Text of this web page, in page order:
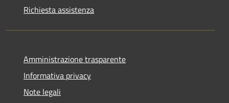
Richiesta assistenza
Amministrazione trasparente
Informativa privacy
Note legali